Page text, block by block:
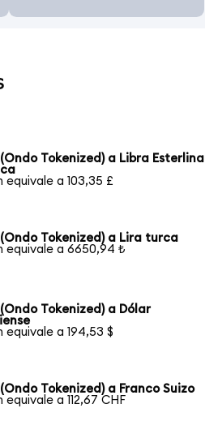
Tokenized) a Libra Esterlina
equivale a 103,35 £
Tokenized) a Lira turca
equivale a 6650,94 ₺
Tokenized) a Dólar
equivale a 194,53 $
Tokenized) a Franco Suizo
equivale a 112,67 CHF